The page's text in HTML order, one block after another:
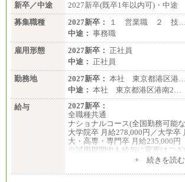
新卒／中途
2027新卒(既卒1年以内可)・中途
募集職種
2027新卒：
１ 営業職 ２ 技…
中途： 事務職
雇用形態
2027新卒： 正社員
中途： 正社員
勤務地
2027新卒： 本社 東京都港区港…
中途： 本社 東京都港区港南2…
給与
2027新卒：
全職種共通
ナショナルコース(全国勤務可能
大学院卒 月給278,000円／大学卒
大・高専・専門卒 月給235,000円
※試用期間中も給与に変更はござ
大学院卒 月給264,000円／大学卒
+ 続きを読む